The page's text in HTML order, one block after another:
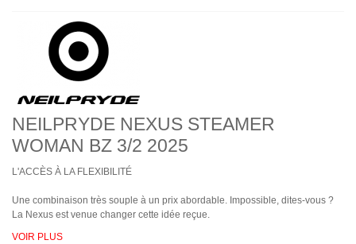
NEILPRYDE NEXUS STEAMER
WOMAN BZ 3/2 2025
L'ACCÈS À LA FLEXIBILITÉ
Une combinaison très souple à un prix abordable. Impossible, dites-vous ?
La Nexus est venue changer cette idée reçue.
VOIR PLUS